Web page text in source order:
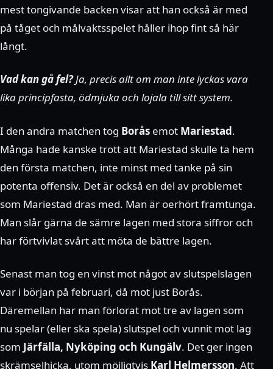
mest tongivande backen visar att han också är med
på tåget och målvaktsspelet håller ihop fint så här
långt.
Vad kan gå fel?Ja, precis allt om man inte lyckas vara
lika principfasta, ödmjuka och lojala till sitt system.
I den andra matchen tog Borås emot Mariestad.
Många hade kanske trott att Mariestad skulle ta hem
den första matchen, inte minst med tanke på sin
potenta offensiv. Det är också en del av problemet
som Mariestad dras med. Man är oerhört framtunga.
Man slår gärna de sämre lagen med stora siffror och
har förtvivlat svårt att möta de bättre lagen.
Senast man tog en vinst mot något av slutspelslagen
var i början på februari, då mot just Borås.
Däremellan har man förlorat mot tre av lagen som
nu spelar (eller ska spela) slutspel och vunnit mot lag
som Järfälla, Nyköping och Kungälv. Det ger ingen
skrämselhicka, utom möjligtvis Karl Helmersson. Att